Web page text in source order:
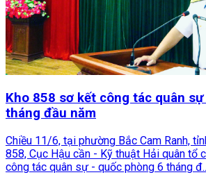
Kho 858 sơ kết công tác quân
tháng đầu năm
Chiều 11/6, tại phường Bắc Cam Ranh,
858, Cục Hậu cần - Kỹ thuật Hải quân tổ
công tác quân sự - quốc phòng 6 tháng